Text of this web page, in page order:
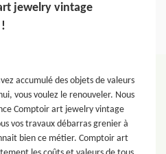
jewelry vintage
accumulé des objets de valeurs
vous voulez le renouveler. Nous
Comptoir art jewelry vintage
vos travaux débarras grenier à
bien ce métier. Comptoir art